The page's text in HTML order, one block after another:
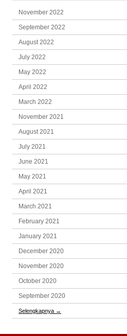
November 2022
September 2022
August 2022
July 2022
May 2022
April 2022
March 2022
November 2021
August 2021
July 2021
June 2021
May 2021
April 2021
March 2021
February 2021
January 2021
December 2020
November 2020
October 2020
September 2020
Selengkapnya →